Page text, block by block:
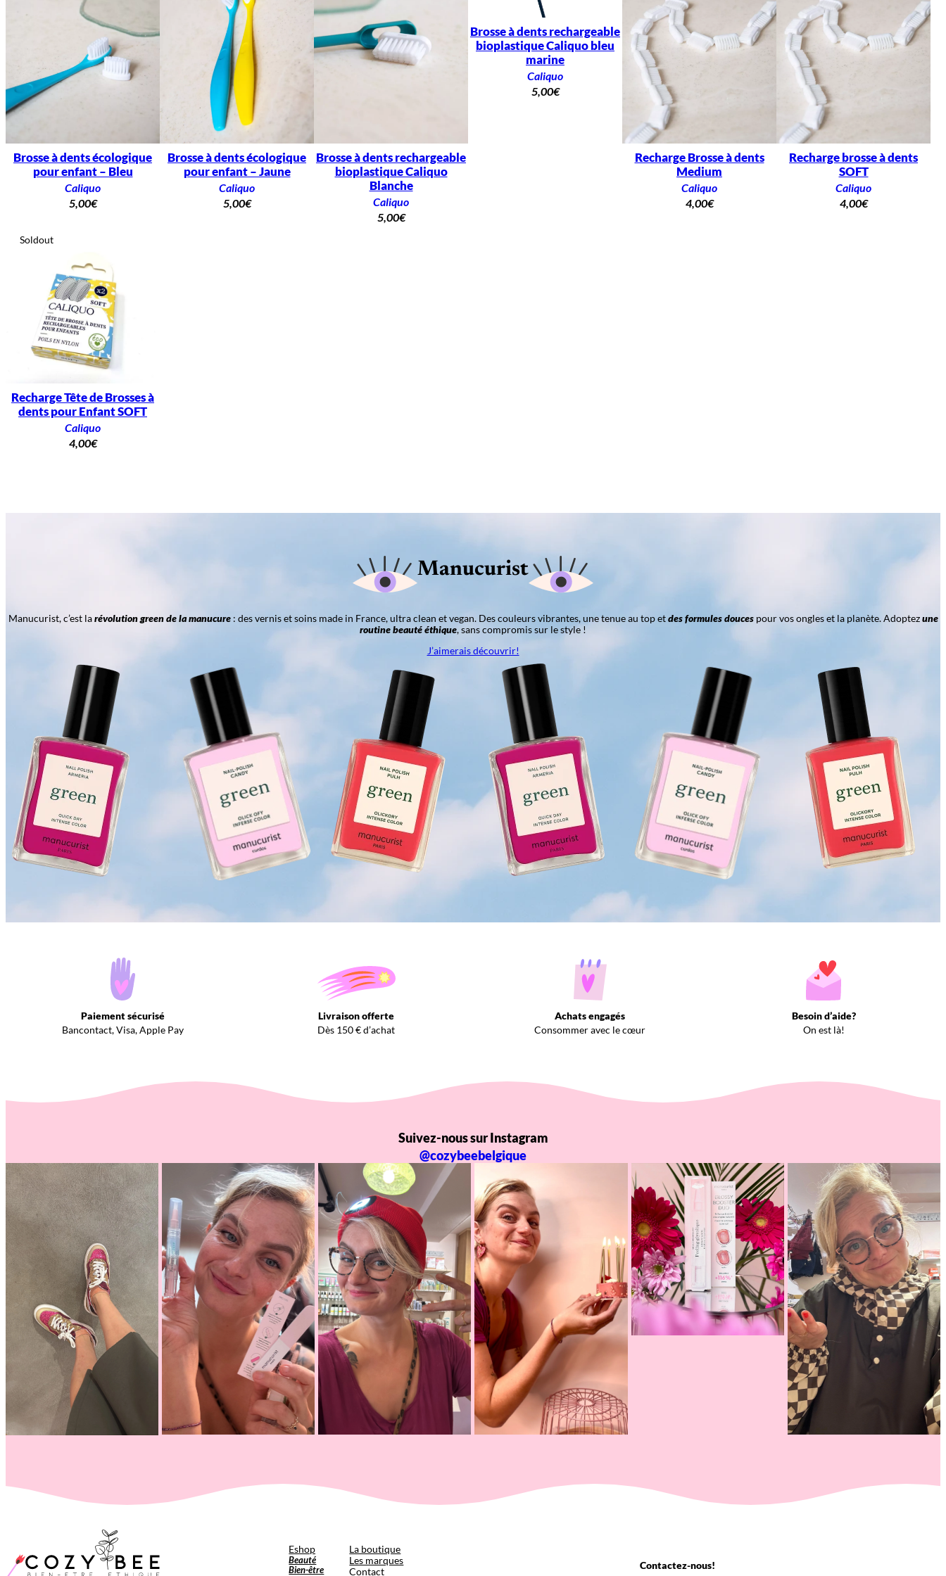
Brosse à dents écologique
pour enfant – Bleu
Caliquo
5,00€
Brosse à dents écologique
pour enfant – Jaune
Caliquo
5,00€
Brosse à dents rechargeable
bioplastique Caliquo
Blanche
Caliquo
5,00€
Brosse à dents rechargeable
bioplastique Caliquo bleu
marine
Caliquo
5,00€
Recharge Brosse à dents
Medium
Caliquo
4,00€
Recharge brosse à dents
SOFT
Caliquo
4,00€
Soldout
Recharge Tête de Brosses à
dents pour Enfant SOFT
Caliquo
4,00€
Manucurist
Manucurist, c’est larévolution green de la manucure: des vernis et soins made in France, ultra clean et vegan. Des couleurs vibrantes, une tenue au top etdes formules doucespour vos ongles et la planète. Adoptezune
routine beauté éthique, sans compromis sur le style !
J’aimerais découvrir!
Paiement sécurisé
Bancontact, Visa, Apple Pay
Livraison offerte
Dès 150 € d’achat
Achats engagés
Consommer avec le cœur
Besoin d’aide?
On est là!
Suivez-nous sur Instagram
@cozybeebelgique
Eshop
Beauté
Bien-être
La boutique
Les marques
Contact
Contactez-nous!